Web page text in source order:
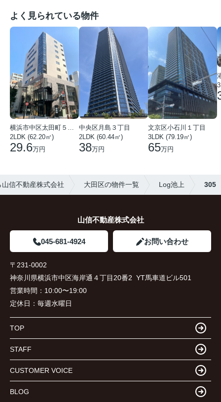
よく見られている物件
横浜市中区太田町５丁目
2LDK (62.20㎡)
29.6万円
中央区月島３丁目
2LDK (60.44㎡)
38万円
文京区小石川１丁目
3LDK (79.19㎡)
65万円
信不動産株式会社 大田区の物件一覧 Log池上 305
山信不動産株式会社
045-681-4924 お問い合わせ
〒231-0002
神奈川県横浜市中区海岸通４丁目20番2 YT馬車道ビル501
営業時間： 10:00〜19:00
定休日： 毎週水曜日
TOP
STAFF
CUSTOMER VOICE
BLOG